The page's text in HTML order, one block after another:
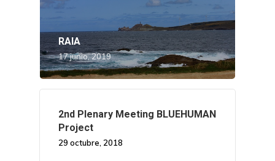
RAIA
17 junio, 2019
2nd Plenary Meeting BLUEHUMAN
Project
29 octubre, 2018